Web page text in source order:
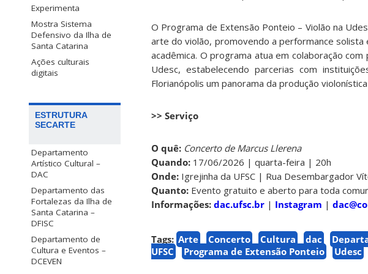
Experimenta
Mostra Sistema
Defensivo da Ilha de
Santa Catarina
Ações culturais
digitais
ESTRUTURA
SECARTE
Departamento
Artístico Cultural –
DAC
Departamento das
Fortalezas da Ilha de
Santa Catarina –
DFISC
Departamento de
Cultura e Eventos –
DCEVEN
O Programa de Extensão Ponteio – Violão na
arte do violão, promovendo a performance
acadêmica. O programa atua em colaboração
Udesc, estabelecendo parcerias com
Florianópolis um panorama da produção
>> Serviço
O quê: Concerto de Marcus Llerena
Quando: 17/06/2026 | quarta-feira | 20h
Onde: Igrejinha da UFSC | Rua Desembargador
Quanto: Evento gratuito e aberto para toda
Informações: dac.ufsc.br | Instagram |
Tags: Arte Concerto Cultura dac
UFSC
Programa de Extensão Ponteio Udesc